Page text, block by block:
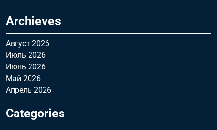
Archieves
Август 2026
Июль 2026
Июнь 2026
Май 2026
Апрель 2026
Categories